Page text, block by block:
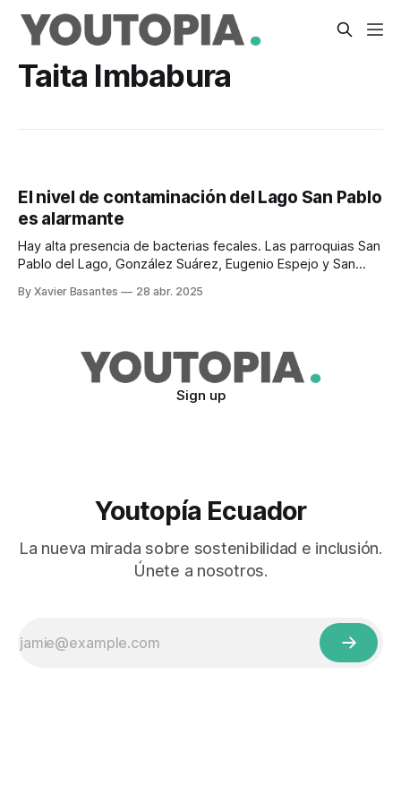
Taita Imbabura
El nivel de contaminación del Lago San Pablo
es alarmante
Hay alta presencia de bacterias fecales. Las parroquias San
Pablo del Lago, González Suárez, Eugenio Espejo y San
By Xavier Basantes 28 abr. 2025
Sign up
Youtopía Ecuador
La nueva mirada sobre sostenibilidad e inclusión.
Únete a nosotros.